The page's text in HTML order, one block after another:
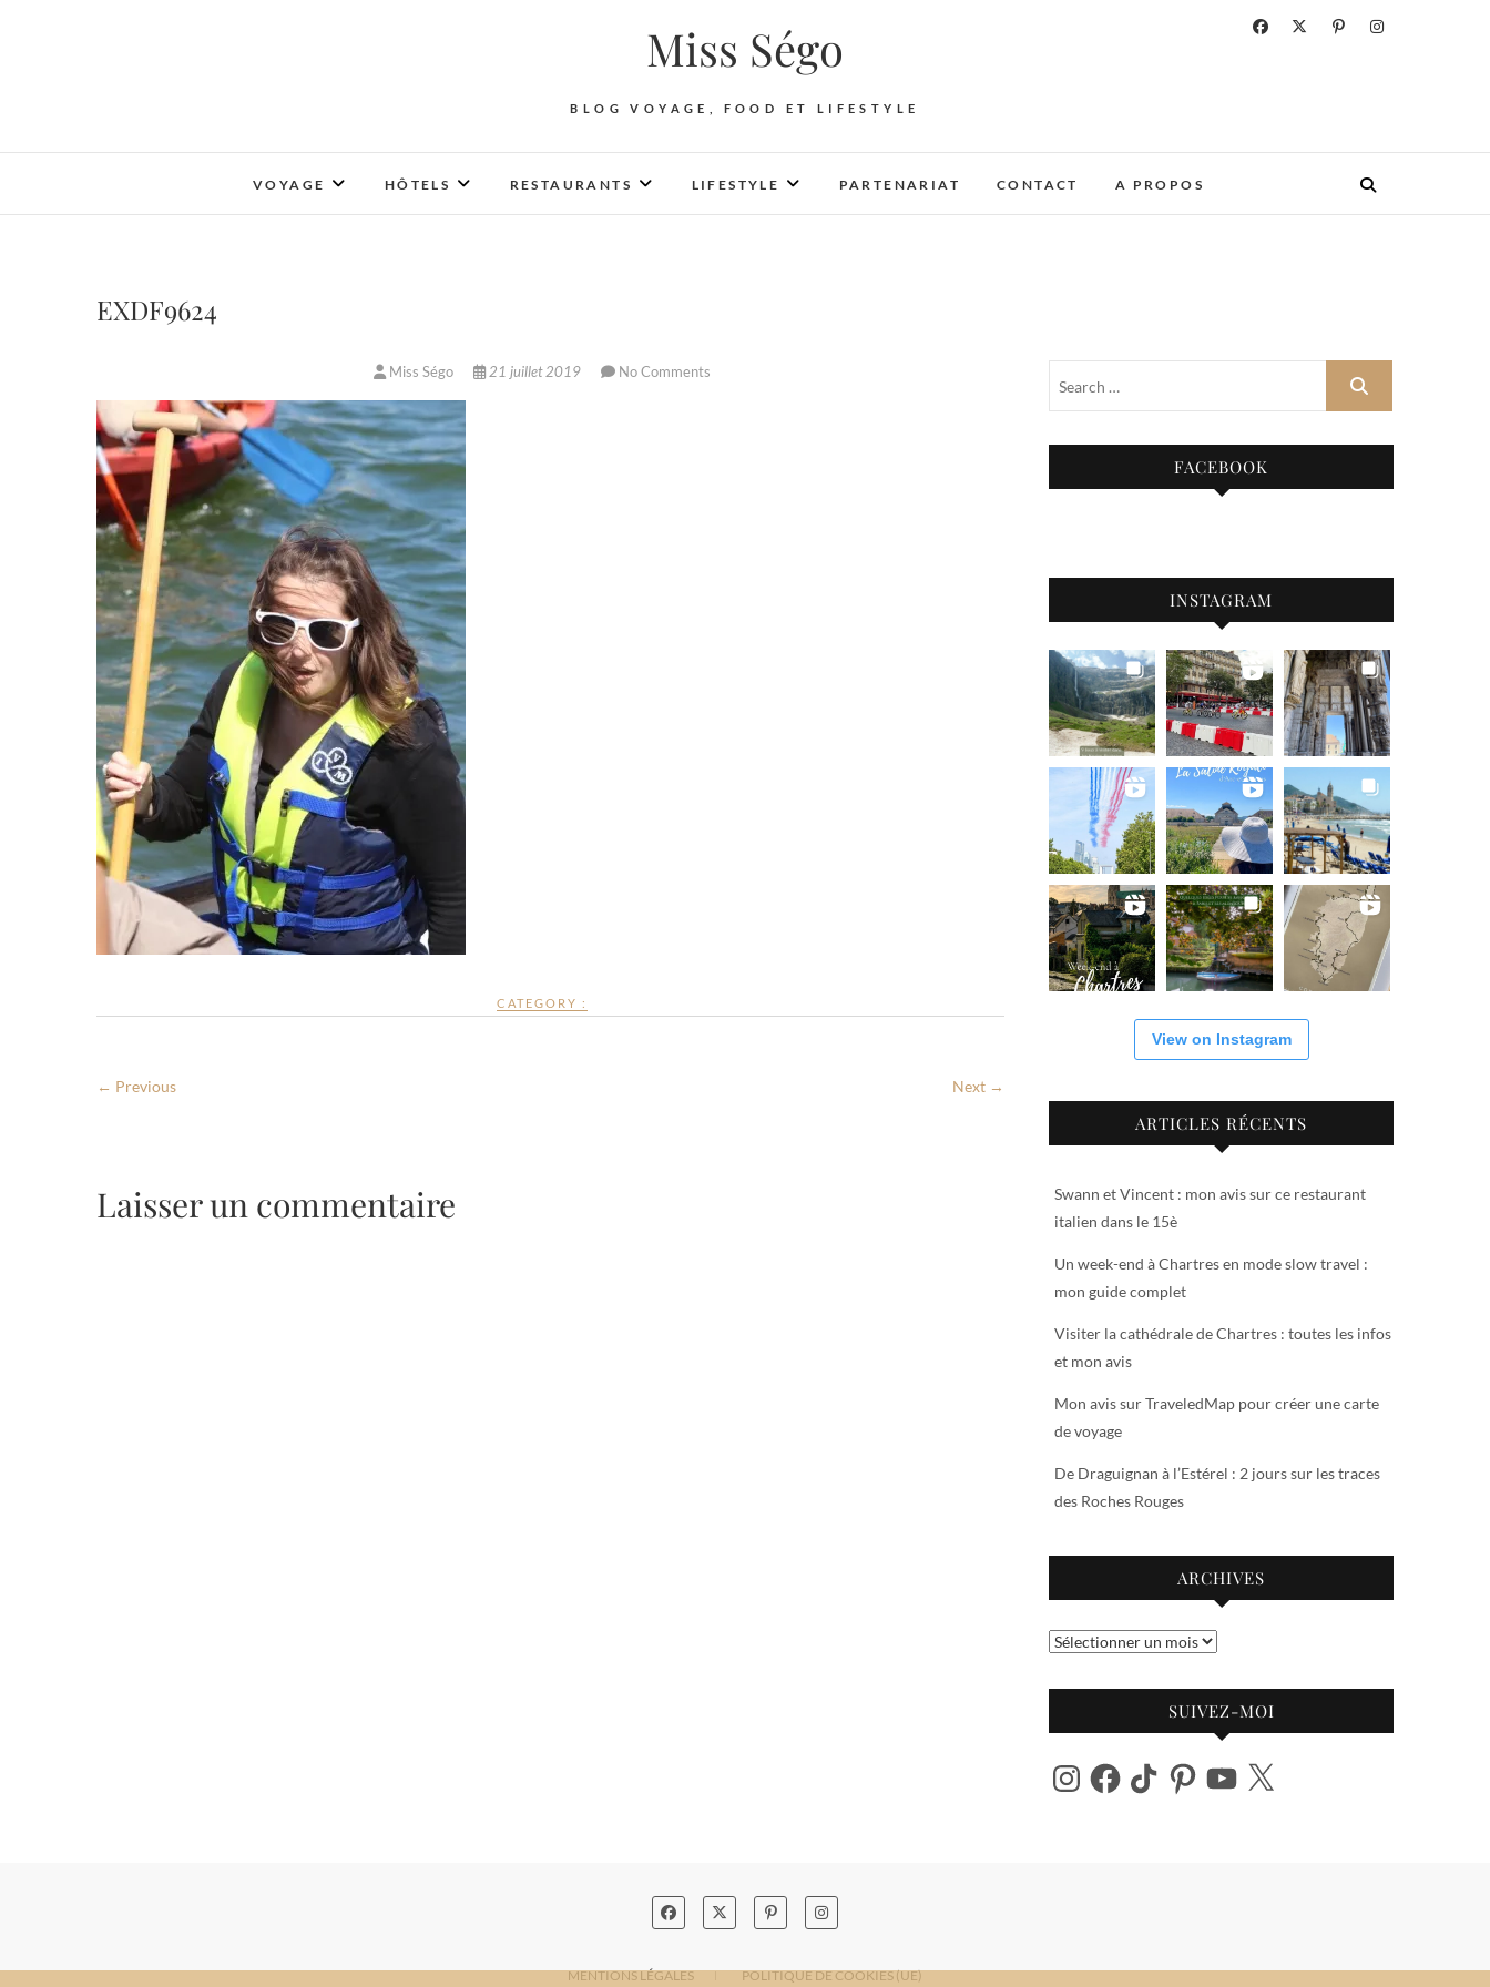
Miss Ségo
BLOG VOYAGE, FOOD ET LIFESTYLE
VOYAGE HÔTELS RESTAURANTS LIFESTYLE PARTENARIAT CONTACT A PROPOS
EXDF9624
Miss Ségo 21 juillet 2019 No Comments
CATEGORY :
← Previous Next →
Laisser un commentaire
FACEBOOK
INSTAGRAM
View on Instagram
ARTICLES RÉCENTS
Swann et Vincent : mon avis sur ce restaurant
italien dans le 15è
Un week-end à Chartres en mode slow travel :
mon guide complet
Visiter la cathédrale de Chartres : toutes les infos
et mon avis
Mon avis sur TraveledMap pour créer une carte
de voyage
De Draguignan à l’Estérel : 2 jours sur les traces
des Roches Rouges
ARCHIVES
Archives
SUIVEZ-MOI
InstagramFacebook
TikTok PinterestYouTube
X
MENTIONS LÉGALES POLITIQUE DE COOKIES (UE)